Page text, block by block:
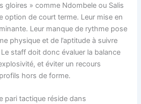
gloires » comme Ndombele ou Salis
option de court terme. Leur mise en
Leur manque de rythme pose
physique et de l’aptitude à suivre
staff doit donc évaluer la balance
et éviter un recours
hors de forme.
pari tactique réside dans